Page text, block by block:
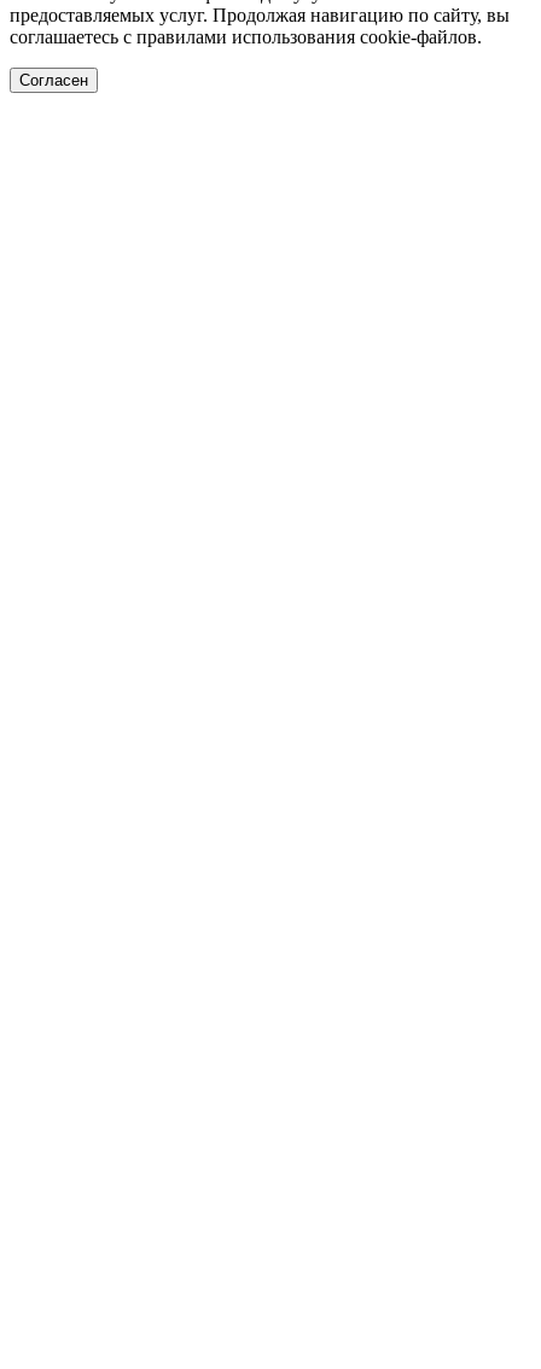
предоставляемых услуг. Продолжая навигацию по сайту, вы
соглашаетесь с правилами использования cookie-файлов.
Согласен